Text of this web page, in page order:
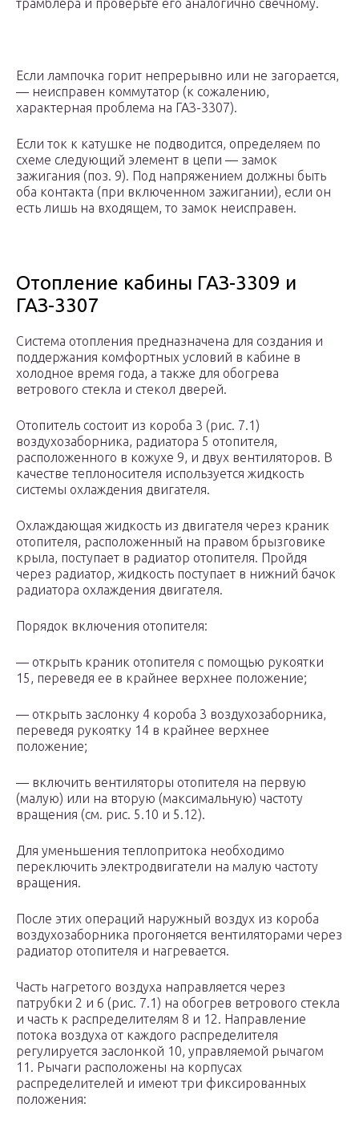
трамблера и проверьте его аналогично свечному.
Если лампочка горит непрерывно или не загорается,
— неисправен коммутатор (к сожалению,
характерная проблема на ГАЗ-3307).
Если ток к катушке не подводится, определяем по
схеме следующий элемент в цепи — замок
зажигания (поз. 9). Под напряжением должны быть
оба контакта (при включенном зажигании), если он
есть лишь на входящем, то замок неисправен.
Отопление кабины ГАЗ-3309 и
ГАЗ-3307
Система отопления предназначена для создания и
поддержания комфортных условий в кабине в
холодное время года, а также для обогрева
ветрового стекла и стекол дверей.
Отопитель состоит из короба 3 (рис. 7.1)
воздухозаборника, радиатора 5 отопителя,
расположенного в кожухе 9, и двух вентиляторов. В
качестве теплоносителя используется жидкость
системы охлаждения двигателя.
Охлаждающая жидкость из двигателя через краник
отопителя, расположенный на правом брызговике
крыла, поступает в радиатор отопителя. Пройдя
через радиатор, жидкость поступает в нижний бачок
радиатора охлаждения двигателя.
Порядок включения отопителя:
— открыть краник отопителя с помощью рукоятки
15, переведя ее в крайнее верхнее положение;
— открыть заслонку 4 короба 3 воздухозаборника,
переведя рукоятку 14 в крайнее верхнее
положение;
— включить вентиляторы отопителя на первую
(малую) или на вторую (максимальную) частоту
вращения (см. рис. 5.10 и 5.12).
Для уменьшения теплопритока необходимо
переключить электродвигатели на малую частоту
вращения.
После этих операций наружный воздух из короба
воздухозаборника прогоняется вентиляторами через
радиатор отопителя и нагревается.
Часть нагретого воздуха направляется через
патрубки 2 и 6 (рис. 7.1) на обогрев ветрового стекла
и часть к распределителям 8 и 12. Направление
потока воздуха от каждого распределителя
регулируется заслонкой 10, управляемой рычагом
11. Рычаги расположены на корпусах
распределителей и имеют три фиксированных
положения: